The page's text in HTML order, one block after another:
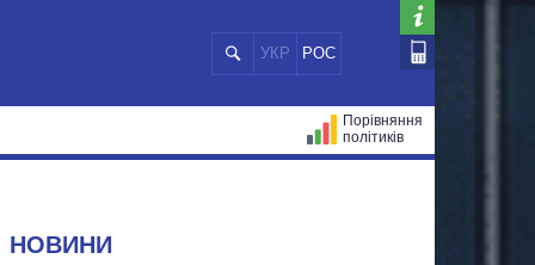
УКР РОС
Порівняння
політиків
НОВИНИ